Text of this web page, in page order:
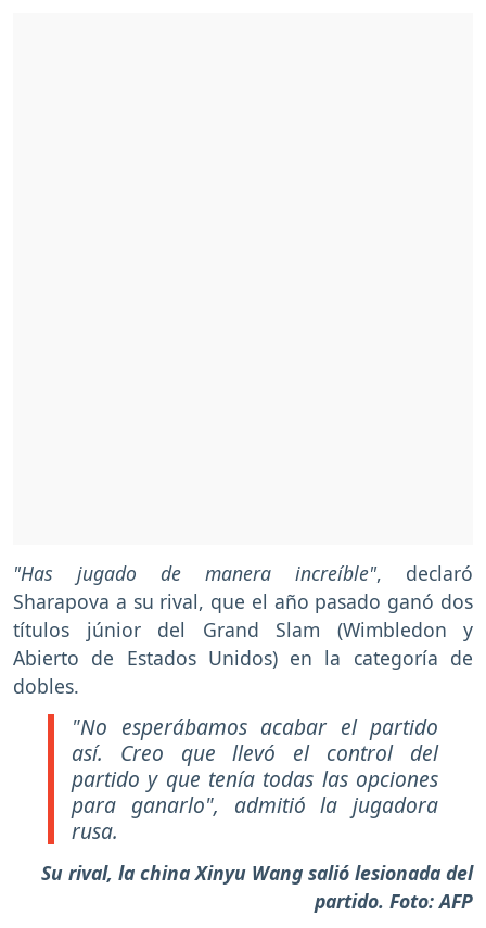
"Has jugado de manera increíble", declaró
Sharapova a su rival, que el año pasado ganó dos
títulos júnior del Grand Slam (Wimbledon y
Abierto de Estados Unidos) en la categoría de
dobles.
"No esperábamos acabar el partido
así. Creo que llevó el control del
partido y que tenía todas las opciones
para ganarlo", admitió la jugadora
rusa.
Su rival, la china Xinyu Wang salió lesionada del
partido. Foto: AFP